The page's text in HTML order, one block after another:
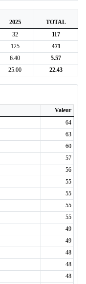
2025
TOTAL
32
117
125
471
6.40
5.57
25.00 22.43
Valeur
64
63
60
57
56
55
55
55
55
49
49
48
48
48